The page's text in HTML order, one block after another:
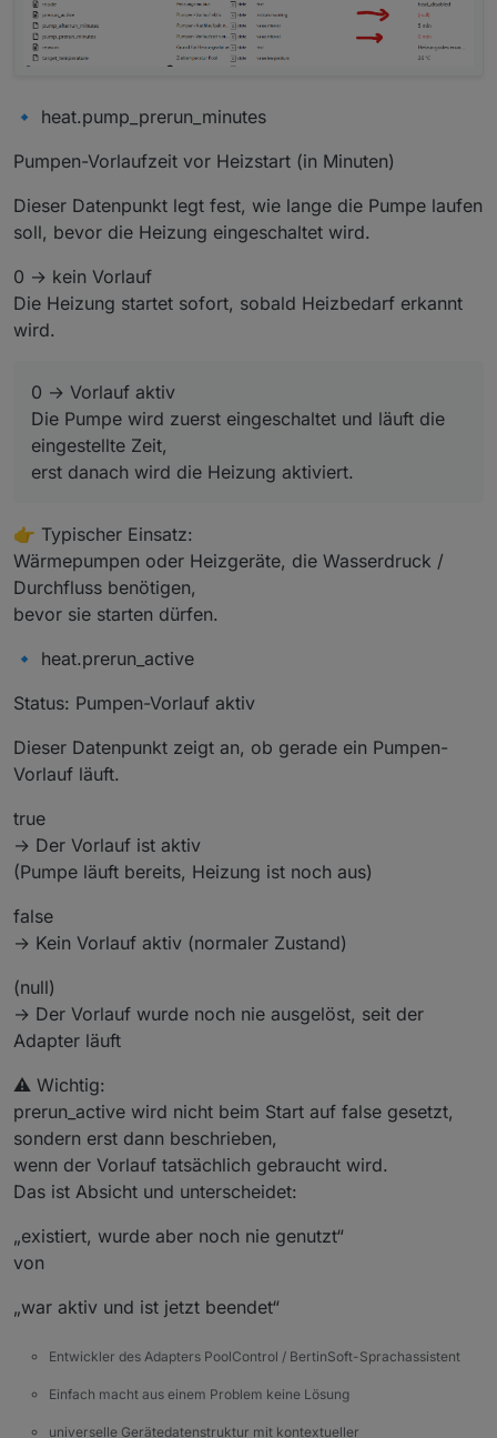
🔹 heat.pump_prerun_minutes
Pumpen-Vorlaufzeit vor Heizstart (in Minuten)
Dieser Datenpunkt legt fest, wie lange die Pumpe laufen
soll, bevor die Heizung eingeschaltet wird.
0 → kein Vorlauf
Die Heizung startet sofort, sobald Heizbedarf erkannt
wird.
0 → Vorlauf aktiv
Die Pumpe wird zuerst eingeschaltet und läuft die
eingestellte Zeit,
erst danach wird die Heizung aktiviert.
👉 Typischer Einsatz:
Wärmepumpen oder Heizgeräte, die Wasserdruck /
Durchfluss benötigen,
bevor sie starten dürfen.
🔹 heat.prerun_active
Status: Pumpen-Vorlauf aktiv
Dieser Datenpunkt zeigt an, ob gerade ein Pumpen-
Vorlauf läuft.
true
→ Der Vorlauf ist aktiv
(Pumpe läuft bereits, Heizung ist noch aus)
false
→ Kein Vorlauf aktiv (normaler Zustand)
(null)
→ Der Vorlauf wurde noch nie ausgelöst, seit der
Adapter läuft
⚠️ Wichtig:
prerun_active wird nicht beim Start auf false gesetzt,
sondern erst dann beschrieben,
wenn der Vorlauf tatsächlich gebraucht wird.
Das ist Absicht und unterscheidet:
„existiert, wurde aber noch nie genutzt“
von
„war aktiv und ist jetzt beendet“
Entwickler des Adapters PoolControl / BertinSoft-Sprachassistent
Einfach macht aus einem Problem keine Lösung
universelle Gerätedatenstruktur mit kontextueller